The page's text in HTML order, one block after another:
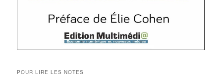
POUR LIRE LES NOTES